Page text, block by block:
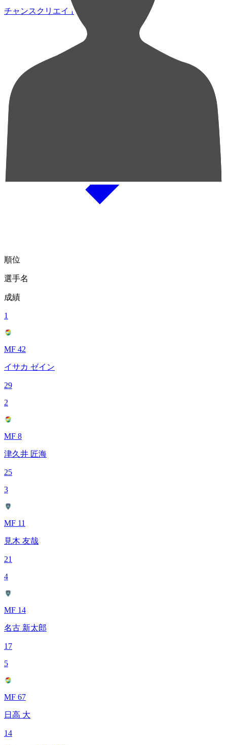
チャンスクリエイト総数
順位
選手名
成績
1
MF 42
イサカ ゼイン
29
2
MF 8
津久井 匠海
25
3
MF 11
見木 友哉
21
4
MF 14
名古 新太郎
17
5
MF 67
日高 大
14